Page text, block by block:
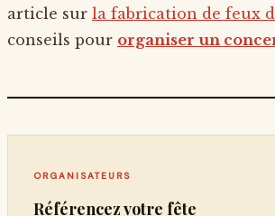
article sur la fabrication de feux
conseils pour organiser un
ORGANISATEURS
Référencez votre fête